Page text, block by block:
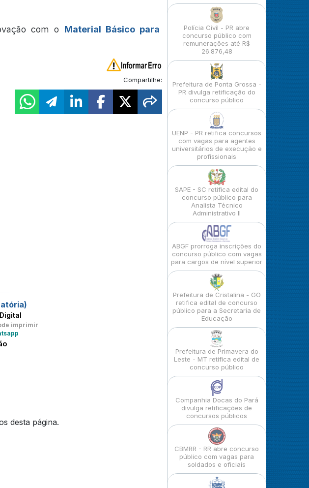
com o Material Básico para
Compartilhe:
imprimir
desta página.
Polícia Civil - PR abre
concurso público com
remunerações até R$
26.876,48
Prefeitura de Ponta Grossa -
PR divulga retificação do
concurso público
UENP - PR retifica concursos
com vagas para agentes
universitários de execução e
profissionais
SAPE - SC retifica edital do
concurso público para
Analista Técnico
Administrativo II
ABGF prorroga inscrições do
concurso público com vagas
para cargos de nível superior
Prefeitura de Cristalina - GO
retifica edital de concurso
público para a Secretaria de
Educação
Prefeitura de Primavera do
Leste - MT retifica edital de
concurso público
Companhia Docas do Pará
divulga retificações de
concursos públicos
CBMRR - RR abre concurso
público com vagas para
soldados e oficiais